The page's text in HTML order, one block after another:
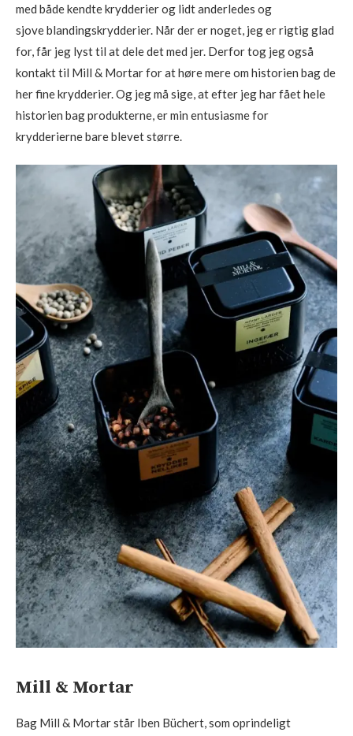
med både kendte krydderier og lidt anderledes og
sjove blandingskrydderier. Når der er noget, jeg er rigtig glad
for, får jeg lyst til at dele det med jer. Derfor tog jeg også
kontakt til Mill & Mortar for at høre mere om historien bag de
her fine krydderier. Og jeg må sige, at efter jeg har fået hele
historien bag produkterne, er min entusiasme for
krydderierne bare blevet større.
Mill & Mortar
Bag Mill & Mortar står Iben Büchert, som oprindeligt